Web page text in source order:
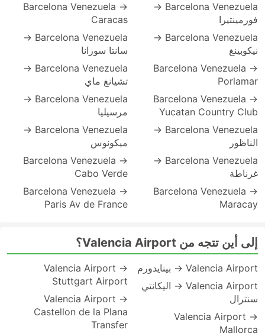
Barcelona Venezuela →
فورمينتيرا
Barcelona Venezuela →
نيكوبينغ
Barcelona Venezuela →
Porlamar
Barcelona Venezuela →
Yucatan Country Club
Barcelona Venezuela →
الناظور
Barcelona Venezuela →
غرناطة
Barcelona Venezuela →
Maracay
Barcelona Venezuela →
Caracas
Barcelona Venezuela →
سانتا سوزانا
Barcelona Venezuela →
تشيانغ ماي
Barcelona Venezuela →
مرسيليا
Barcelona Venezuela →
ميكونوس
Barcelona Venezuela →
Cabo Verde
Barcelona Venezuela →
Paris Av de France
إلى أين تتجه من Valencia Airport؟
Valencia Airport → بينايدورم
Valencia Airport → اليكانتي
سنترال
Valencia Airport →
Mallorca
Valencia Airport →
Stuttgart Airport
Valencia Airport →
Castellon de la Plana
Transfer